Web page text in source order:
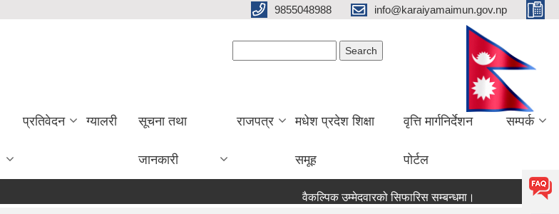
9855048988 info@karaiyamaimun.gov.np
प्रतिवेदन ग्यालरी सूचना तथा
जानकारी
राजपत्र मधेश प्रदेश शिक्षा
समूह
वृत्ति मार्गनिर्देशन
पोर्टल
सम्पर्क
वैकल्पिक उम्मेदवारको सिफारिस सम्बन्धमा। लेखा परीक्षण